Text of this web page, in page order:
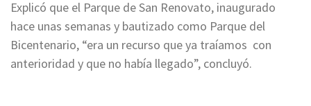
Explicó que el Parque de San Renovato, inaugurado
hace unas semanas y bautizado como Parque del
Bicentenario, “era un recurso que ya traíamos con
anterioridad y que no había llegado”, concluyó.